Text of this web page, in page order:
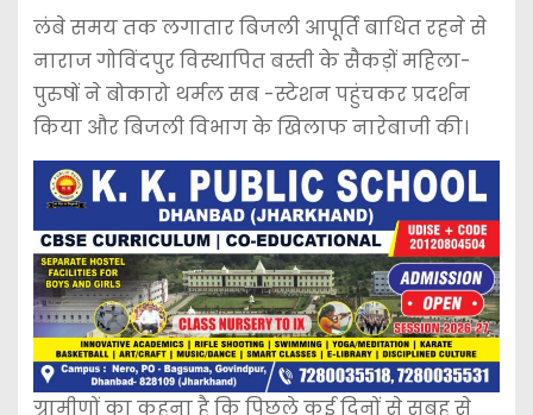
लंबे समय तक लगातार बिजली आपूर्ति बाधित रहने से
नाराज गोविंदपुर विस्थापित बस्ती के सैकड़ों महिला-
पुरुषों ने बोकारो थर्मल सब -स्टेशन पहुंचकर प्रदर्शन
किया और बिजली विभाग के खिलाफ नारेबाजी की।
ग्रामीणों का कहना है कि पिछले कई दिनों से सुबह से